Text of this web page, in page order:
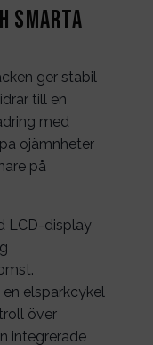
smarta
ger stabil
till en
med
ojämnheter
på
LCD-display
elsparkcykel
över
integrerade